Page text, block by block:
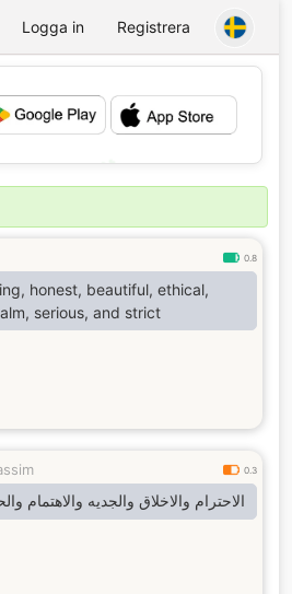
Logga in Registrera
💕
0.8
honest, beautiful, ethical,
serious, and strict
0.3
الاحترام والاخلاق والجديه والاهتمام